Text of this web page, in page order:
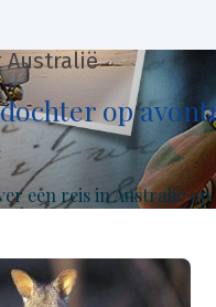
Australië
op
een reis in Australië op